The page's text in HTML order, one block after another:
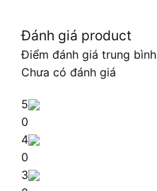
Đánh giá product
Điểm đánh giá trung bình
Chưa có đánh giá
5
0
4
0
3